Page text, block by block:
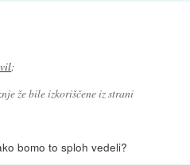
:
že bile izkoriščene iz strani
bomo to sploh vedeli?